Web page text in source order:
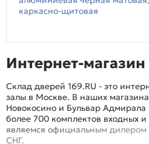
каркасно-щитовая
Интернет-
Склад дверей 169.RU - это
залы в Москве. В наших
Новокосино и Бульвар
более 700 комплектов входных
являемся официальным дилером
СНГ.